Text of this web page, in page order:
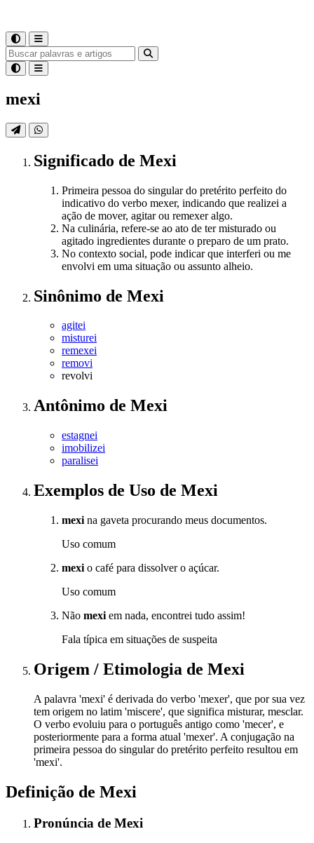
mexi
Significado de Mexi
Primeira pessoa do singular do pretérito perfeito do
indicativo do verbo mexer, indicando que realizei a
ação de mover, agitar ou remexer algo.
Na culinária, refere-se ao ato de ter misturado ou
agitado ingredientes durante o preparo de um prato.
No contexto social, pode indicar que interferi ou me
envolvi em uma situação ou assunto alheio.
Sinônimo de Mexi
agitei
misturei
remexei
removi
revolvi
Antônimo de Mexi
estagnei
imobilizei
paralisei
Exemplos de Uso de Mexi
mexi na gaveta procurando meus documentos.
Uso comum
mexi o café para dissolver o açúcar.
Uso comum
Não mexi em nada, encontrei tudo assim!
Fala típica em situações de suspeita
Origem / Etimologia de Mexi
A palavra 'mexi' é derivada do verbo 'mexer', que por sua vez
tem origem no latim 'miscere', que significa misturar, mesclar.
O verbo evoluiu para o português antigo como 'mecer', e
posteriormente para a forma atual 'mexer'. A conjugação na
primeira pessoa do singular do pretérito perfeito resultou em
'mexi'.
Definição de Mexi
Pronúncia de Mexi